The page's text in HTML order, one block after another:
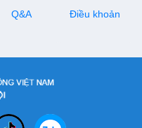
Q&A Điều khoản